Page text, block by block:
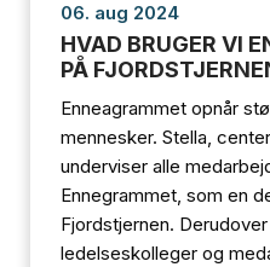
06. aug 2024
HVAD BRUGER VI
PÅ
Enneagrammet opnår
mennesker. Stella,
underviser alle
Ennegrammet, som en
Fjordstjernen.
ledelseskolleger og